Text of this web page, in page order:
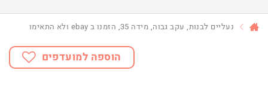
נעליים לבנות, עקב גבוה, מידה 35, הזמנו ב ebay ולא התאימו
הוספה למועדפים